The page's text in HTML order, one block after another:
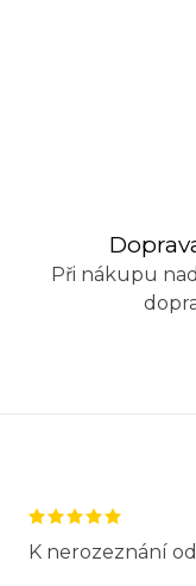
Při nákupu
K nerozeznání